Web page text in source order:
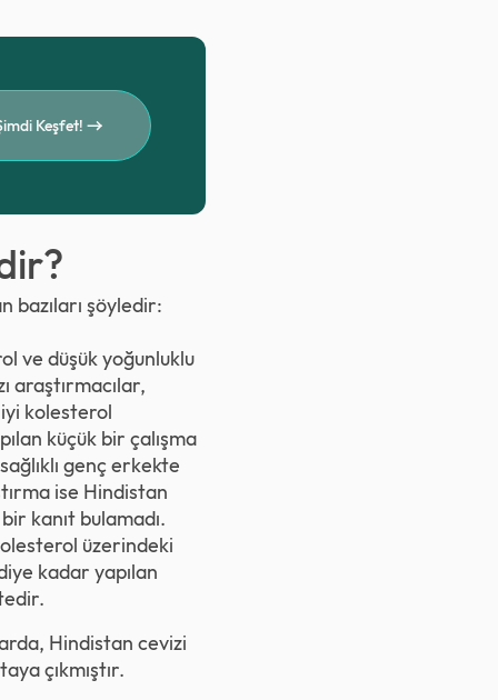
Keşfet!
bazıları şöyledir:
ve düşük yoğunluklu
araştırmacılar,
kolesterol
küçük bir çalışma
genç erkekte
ise Hindistan
kanıt bulamadı.
üzerindeki
kadar yapılan
Hindistan cevizi
çıkmıştır.